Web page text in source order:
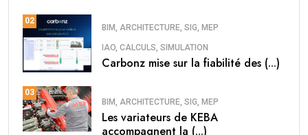
02
BIM, ARCHITECTURE, SIG, MEP
IAO, CALCULS, SIMULATION
Carbonz mise sur la fiabilité des (...)
03
BIM, ARCHITECTURE, SIG, MEP
Les variateurs de KEBA
accompagnent la (...)